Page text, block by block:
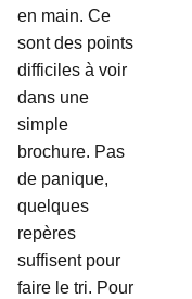
en main. Ce
sont des points
difficiles à voir
dans une
simple
brochure. Pas
de panique,
quelques
repères
suffisent pour
faire le tri. Pour